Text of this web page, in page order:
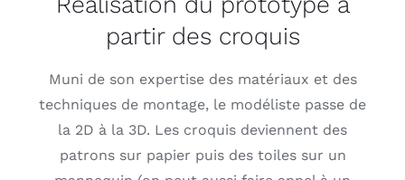
partir des croquis
Muni de son expertise des matériaux et des
techniques de montage, le modéliste passe de
la 2D à la 3D. Les croquis deviennent des
patrons sur papier puis des toiles sur un